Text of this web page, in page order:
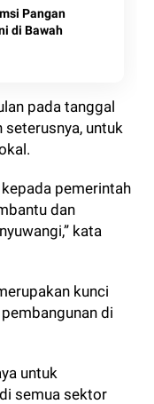
Pangan
di Bawah
pada tanggal
seterusnya, untuk
pemerintah
dan
kata
kunci
di
untuk
semua sektor